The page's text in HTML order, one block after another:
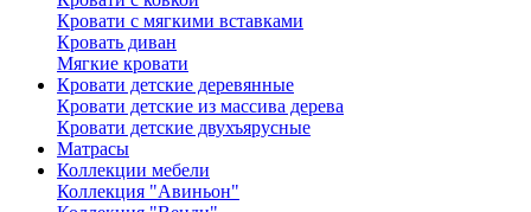
Кровати с мягкими вставками
Кровать диван
Мягкие кровати
Кровати детские деревянные
Кровати детские из массива дерева
Кровати детские двухъярусные
Матрасы
Коллекции мебели
Коллекция "Авиньон"